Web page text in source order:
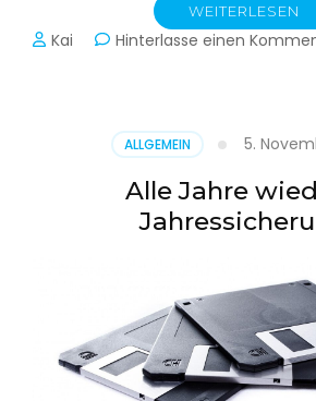
WEITERLESEN
Kai Hinterlasse einen
ALLGEMEIN 5.
Alle Jahre